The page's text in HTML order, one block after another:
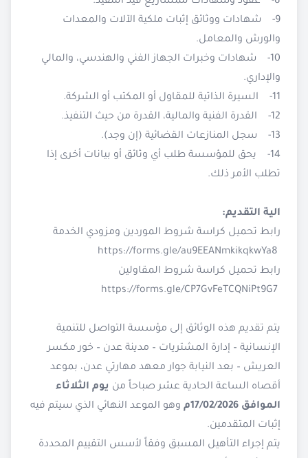
9- شهادات ووثائق إثبات ملكية الآلات والمعدات
والورش والمعامل.
10- شهادات وخبرات الجهاز الفني والهندسي، والمالي
والإداري.
11- السيرة الذاتية للمقاول أو المكتب أو الشركة.
12- القدرة الفنية والمالية، القدرة من حيث التنفيذ.
13- سجل المنازعات القضائية (إن وجد).
14- يحق للمؤسسة طلب أي وثائق أو بيانات أخرى إذا
تطلب الأمر ذلك.
الية التقديم:
رابط تحميل كراسة شروط الموردين ومزودي الخدمة
https://forms.gle/au9EEANmkikqkwYa8
رابط تحميل كراسة شروط المقاولين
يتم تقديم هذه الوثائق إلى مؤسسة التواصل للتنمية
الإنسانية – إدارة المشتريات – مدينة عدن – خور مكسر
العريش – بعد النيابة جوار معهد مهارتي عدن، بموعد
أقصاه الساعة الحادية عشر صباحاً من يوم الثلاثاء
الموافق 17/02/2026م
وهو الموعد النهائي الذي سيتم فيه
إثبات المتقدمين.
يتم إجراء التأهيل المسبق وفقاً لأسس التقييم المحددة